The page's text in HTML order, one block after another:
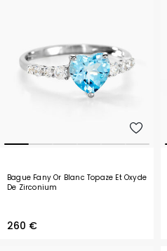
Bague Fany Or Blanc Topaze Et Oxyde
De Zirconium
260 €